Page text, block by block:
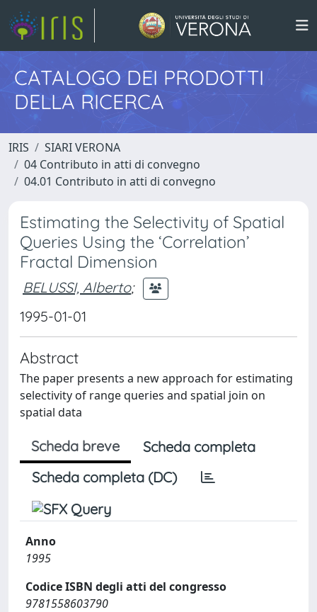
CATALOGO DEI PRODOTTI
DELLA RICERCA
IRIS
SIARI VERONA
04 Contributo in atti di convegno
04.01 Contributo in atti di convegno
Estimating the Selectivity of Spatial
Queries Using the ‘Correlation’
Fractal Dimension
BELUSSI, Alberto;
1995-01-01
Abstract
The paper presents a new approach for estimating
selectivity of range queries and spatial join on
spatial data
Scheda breve
Scheda completa
Scheda completa (DC)
Anno
1995
Codice ISBN degli atti del congresso
9781558603790